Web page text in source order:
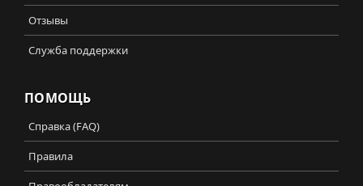
Отзывы
Служба поддержки
ПОМОЩЬ
Справка (FAQ)
Правила